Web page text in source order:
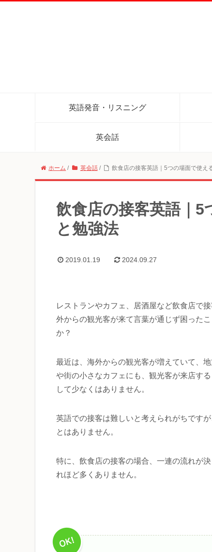
英語発音・リスニング
英会話
ホーム / 英会話 / 飲食店の接客英語｜5つの場面で使え
飲食店の接客英語｜
と勉強法
2019.01.19 2024.09.27
レストランやカフェ、居酒屋など飲食店で
外からの観光客が来て言葉が通じず困った
か？
最近は、海外からの観光客が増えていて、
や街の小さなカフェにも、観光客が来店す
して少なくはありません。
英語での接客は難しいと考えられがちです
とはありません。
特に、飲食店の接客の場合、一連の流れが
れほど多くありません。